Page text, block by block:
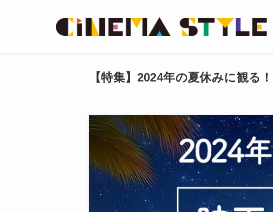
【特集】2024年の夏休みに観る